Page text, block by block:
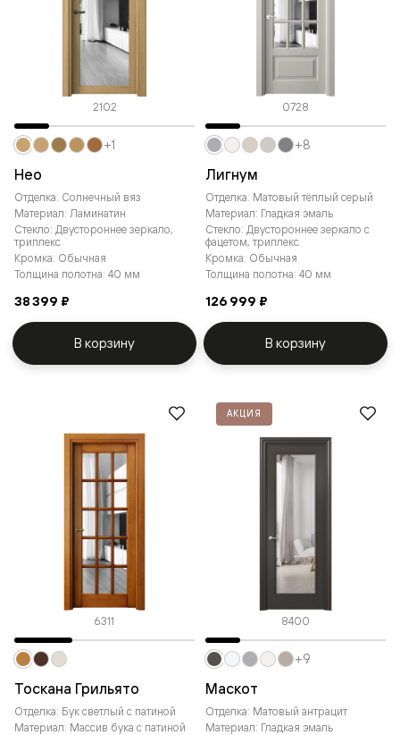
2102
Нео
Отделка: Солнечный вяз
Материал: Ламинатин
Стекло: Двустороннее зеркало,
триплекс
Кромка: Обычная
Толщина полотна: 40 мм
38 399 ₽
+1
В корзину
0728
Лигнум
Отделка: Матовый тёплый серый
Материал: Гладкая эмаль
Стекло: Двустороннее зеркало с
фацетом, триплекс
Кромка: Обычная
Толщина полотна: 40 мм
126 999 ₽
+8
В корзину
6311
Тоскана Грильято
Отделка: Бук светлый с патиной
Материал: Массив бука с патиной
АКЦИЯ
8400
Маскот
Отделка: Матовый антрацит
Материал: Гладкая эмаль
+9